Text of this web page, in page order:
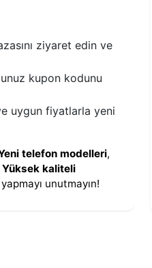
ziyaret edin ve
kupon kodunu
uygun fiyatlarla yeni
telefon modelleri,
Yüksek kaliteli
unutmayın!